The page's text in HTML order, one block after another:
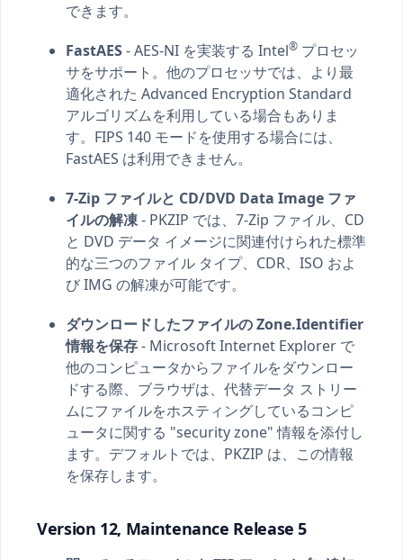
できます。
FastAES- AES-NI を実装する Intel® プロセッ
サをサポート。他のプロセッサでは、より最
適化された Advanced Encryption Standard
アルゴリズムを利用している場合もありま
す。FIPS 140 モードを使用する場合には、
FastAES は利用できません。
7-Zip ファイルと CD/DVD Data Image ファ
イルの解凍- PKZIP では、7-Zip ファイル、CD
と DVD データ イメージに関連付けられた標準
的な三つのファイル タイプ、CDR、ISO およ
び IMG の解凍が可能です。
ダウンロードしたファイルの Zone.Identifier
情報を保存- Microsoft Internet Explorer で
他のコンピュータからファイルをダウンロー
ドする際、ブラウザは、代替データ ストリー
ムにファイルをホスティングしているコンピ
ュータに関する "security zone" 情報を添付し
ます。デフォルトでは、PKZIP は、この情報
を保存します。
Version 12, Maintenance Release 5